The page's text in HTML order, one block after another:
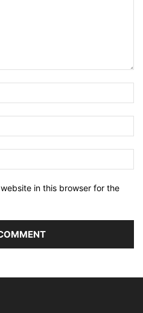
in this browser for the